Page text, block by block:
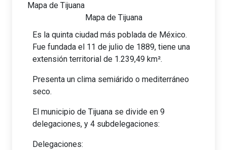
Mapa de Tijuana
Mapa de Tijuana
Es la quinta ciudad más poblada de México.
Fue fundada el 11 de julio de 1889, tiene una
extensión territorial de 1.239,49 km².
Presenta un clima semiárido o mediterráneo
seco.
El municipio de Tijuana se divide en 9
delegaciones, y 4 subdelegaciones:
Delegaciones: